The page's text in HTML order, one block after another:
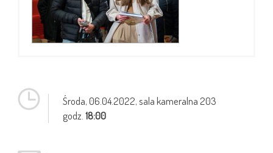
Środa,06.04.2022, sala kameralna 203
godz. 18:00